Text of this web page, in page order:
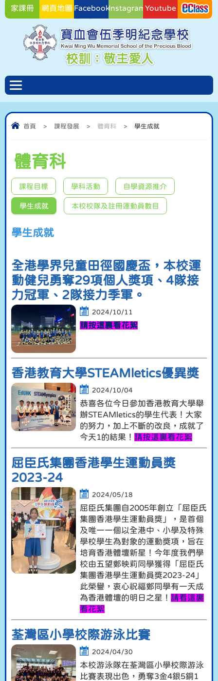
家課冊 網頁地圖 FacebookInstagramYoutube
首頁 > 課程發展 > 體育科 > 學生成就
體育科
課程目標 學科活動 自學資源推介
學生成就 本校校隊及註冊運動員數目
學生成就
全港學界兒童田徑國慶盃，本校運
動健兒勇奪29項個人獎項、4隊接
力冠軍、2隊接力季軍。
2024/10/11
請按這裏看花絮
香港教育大學STEAMletics優異獎
2024/10/04
恭喜各位今日參加香港教育大學舉
辦STEAMletics的學生代表！大家
的努力，加上不斷的改良，成就了
今天1的結果！ 請按這裏看花絮
屈臣氏集團香港學生運動員獎
2023-24
2024/05/18
屈臣氏集團自2005年創立「屈臣氏
集團香港學生運動員獎」，是首個
及唯一一個以全港中、小學及特殊
學校學生為對象的運動獎項，旨在
培育香港體壇新星！今年度我們學
校由五望鄭映莉同學獲得「屈臣氏
集團香港學生運動員獎2023-24」
此榮譽，衷心祝福鄭同學有一天成
為香港體壇的明日之星！ 請看這裏
看花絮
荃灣區小學校際游泳比賽
2024/04/30
本校游泳隊在荃灣區小學校際游泳
比賽表現出色，勇奪3金4銀5銅1